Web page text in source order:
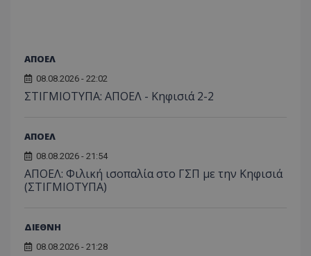
ΑΠΟΕΛ
08.08.2026 - 22:02
ΣΤΙΓΜΙΟΤΥΠΑ: ΑΠΟΕΛ - Κηφισιά 2-2
ΑΠΟΕΛ
08.08.2026 - 21:54
ΑΠΟΕΛ: Φιλική ισοπαλία στο ΓΣΠ με την Κηφισιά
(ΣΤΙΓΜΙΟΤΥΠΑ)
ΔΙΕΘΝΗ
08.08.2026 - 21:28